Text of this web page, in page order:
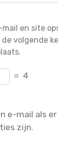
mail en site
de volgende
= 4
e-mail als er
zijn.